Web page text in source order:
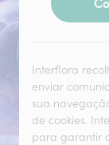
Interflora
enviar
sua
de cookies.
para garantir